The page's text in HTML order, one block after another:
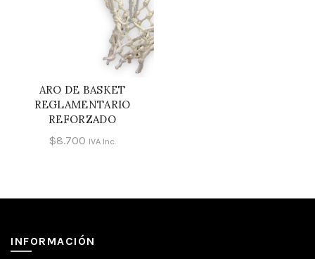
AÑADIR AL CARRITO
ARO DE BASKET
REGLAMENTARIO
REFORZADO
$8.700 IVA Inc.
INFORMACIÓN